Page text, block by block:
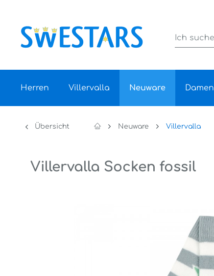
Herren Villervalla Neuware Damen
Übersicht Neuware Villervalla
Villervalla Socken fossil